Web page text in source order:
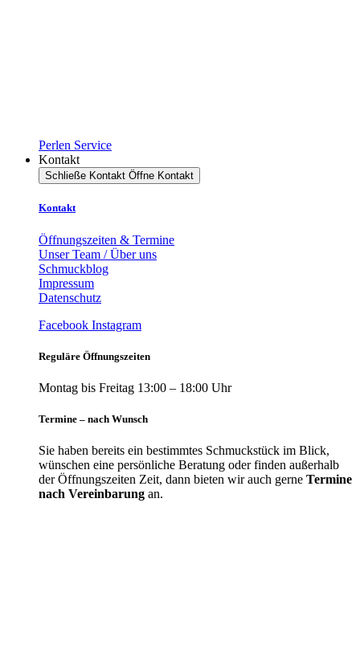
Perlen Service
Kontakt
Schließe Kontakt Öffne Kontakt
Kontakt
Öffnungszeiten & Termine
Unser Team / Über uns
Schmuckblog
Impressum
Datenschutz
Facebook Instagram
Reguläre Öffnungszeiten
Montag bis Freitag 13:00 – 18:00 Uhr
Termine – nach Wunsch
Sie haben bereits ein bestimmtes Schmuckstück im Blick,
wünschen eine persönliche Beratung oder finden außerhalb
der Öffnungszeiten Zeit, dann bieten wir auch gerne Termine
nach Vereinbarung an.